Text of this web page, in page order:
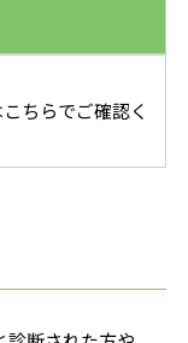
ちらでご確認く